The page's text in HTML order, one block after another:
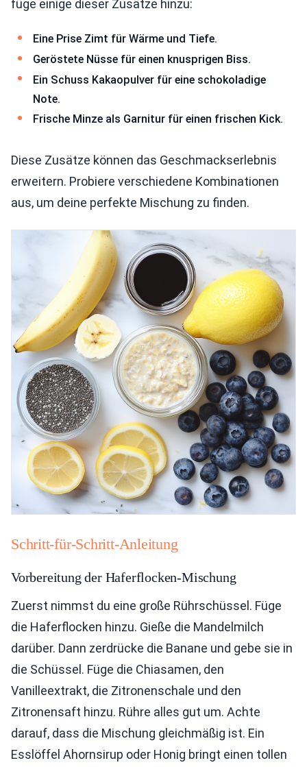
füge einige dieser Zusätze hinzu:
Eine Prise Zimt für Wärme und Tiefe.
Geröstete Nüsse für einen knusprigen Biss.
Ein Schuss Kakaopulver für eine schokoladige
Note.
Frische Minze als Garnitur für einen frischen Kick.
Diese Zusätze können das Geschmackserlebnis
erweitern. Probiere verschiedene Kombinationen
aus, um deine perfekte Mischung zu finden.
Schritt-für-Schritt-Anleitung
Vorbereitung der Haferflocken-Mischung
Zuerst nimmst du eine große Rührschüssel. Füge
die Haferflocken hinzu. Gieße die Mandelmilch
darüber. Dann zerdrücke die Banane und gebe sie in
die Schüssel. Füge die Chiasamen, den
Vanilleextrakt, die Zitronenschale und den
Zitronensaft hinzu. Rühre alles gut um. Achte
darauf, dass die Mischung gleichmäßig ist. Ein
Esslöffel Ahornsirup oder Honig bringt einen tollen